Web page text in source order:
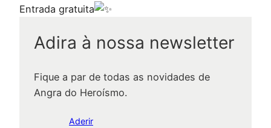
Entrada gratuita
Adira à nossa newsletter
Fique a par de todas as novidades de
Angra do Heroísmo.
Aderir